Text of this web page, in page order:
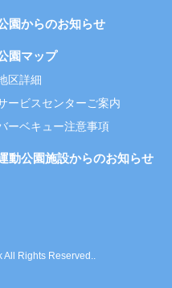
園からのお知らせ
園マップ
区詳細
ービスセンターご案内
ーベキュー注意事項
動公園施設からのお知らせ
All Rights Reserved..